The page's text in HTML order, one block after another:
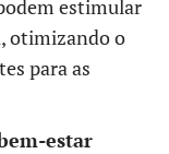
estimular
otimizando o
para as
estar